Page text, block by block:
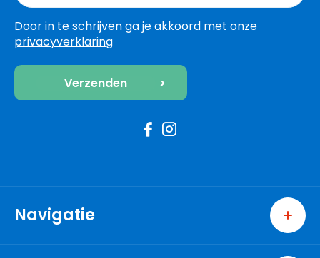
Door in te schrijven ga je akkoord met onze
privacyverklaring
Navigatie
Home